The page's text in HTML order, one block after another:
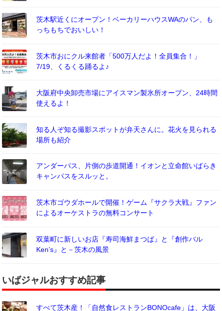
茨木駅近くにオープン！ベーカリーハウスWAのパン、も
っちもちでおいしい！
茨木市おにクル来館者「500万人だよ！全員集合！」
7/19、くるくる踊るよ♪
大阪府中央卸売市場にアイスマン製氷所オープン、24時間
使えるよ！
知る人ぞ知る撮影スポットが弁天さんに。花火を見られる
場所も紹介
アンダーパス、片側の歩道開通！イオンと立命館いばらき
キャンパスをスルッと。
茨木市ゴウダホールで開催！ゲーム『サクラ大戦』ファン
によるオーケストラの無料コンサート
双葉町に新しいお店『寿司海鮮まつば』と『創作バル
Ken’s』と－茨木の風景
いばジャルおすすめ記事
すべて茨木産！「自然食レストランBONOcafe」は、大阪